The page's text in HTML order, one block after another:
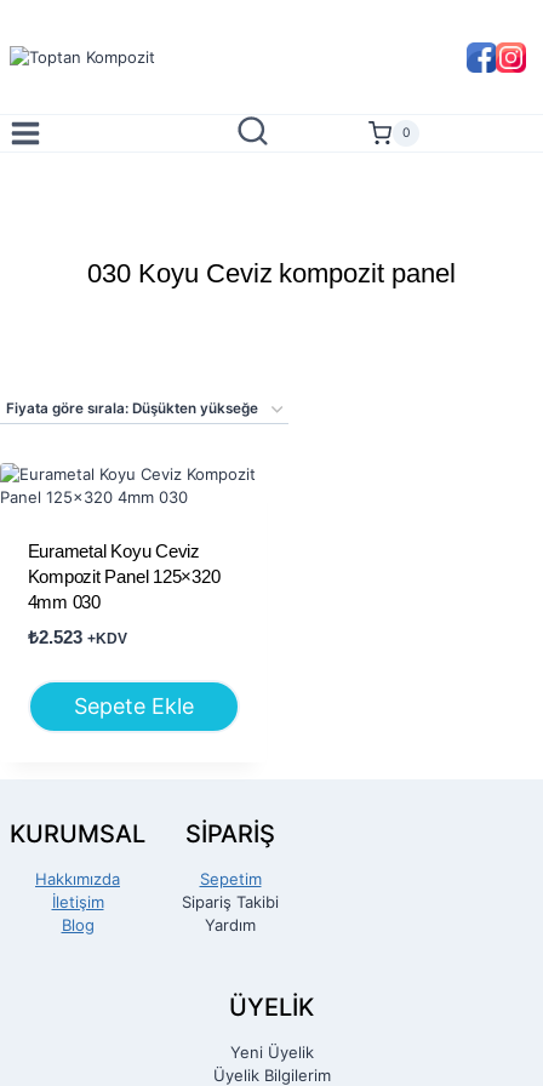
content
0
030 Koyu Ceviz kompozit panel
Eurametal Koyu Ceviz
Kompozit Panel 125×320
4mm 030
₺2.523 +KDV
Sepete Ekle
KURUMSAL
Hakkımızda
İletişim
Blog
SİPARİŞ
Sepetim
Sipariş Takibi
Yardım
ÜYELİK
Yeni Üyelik
Üyelik Bilgilerim